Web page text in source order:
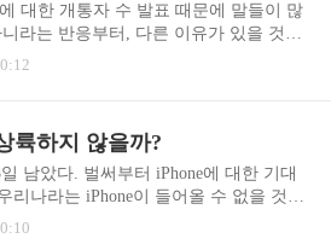
대한 개통자 수 발표 때문에 말들이 많
라는 반응부터, 다른 이유가 있을 것이
오고 있다. 이틀동안 더 많이 판매되었
고 있지만, 나는 그렇게 생각하지 않는
는 많은 것들의 변화를 가져오고 있다.
접받을만하며 실제 그런 영향력을 충분
보도하지 않고 모두 부정적인 의견만 쏟
륙하지 않을까?
남았다. 벌써부터 iPhone에 대한 기대
리나라는 iPhone이 들어올 수 없을 것이
떠 있는 분위기는 아니다. iPhone에 대